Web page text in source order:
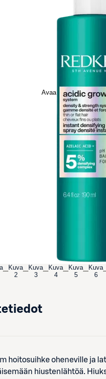
Avaa tuotekuva
Kuva
2
Kuva
3
Kuva
4
Kuva
5
Kuva
6
hoitosuihke oheneville ja
hiustenlähtöä.